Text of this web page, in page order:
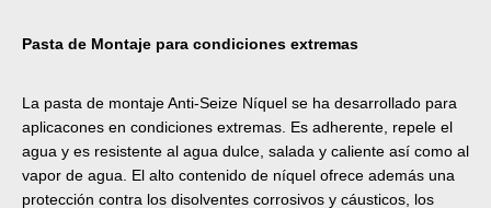
Pasta de Montaje para condiciones extremas
La pasta de montaje Anti-Seize Níquel se ha desarrollado para
aplicacones en condiciones extremas. Es adherente, repele el
agua y es resistente al agua dulce, salada y caliente así como al
vapor de agua. El alto contenido de níquel ofrece además una
protección contra los disolventes corrosivos y cáusticos, los